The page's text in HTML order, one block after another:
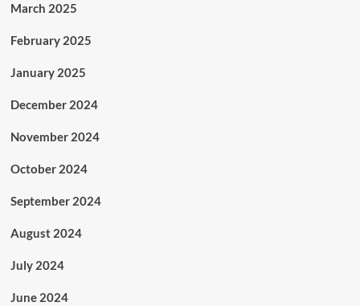
March 2025
February 2025
January 2025
December 2024
November 2024
October 2024
September 2024
August 2024
July 2024
June 2024